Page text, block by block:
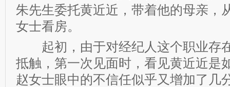
朱先生委托黄近近，带着他的母亲，
女士看房。
起初，由于对经纪人这个职业存
抵触，第一次见面时，看见黄近近是
赵女士眼中的不信任似乎又增加了几